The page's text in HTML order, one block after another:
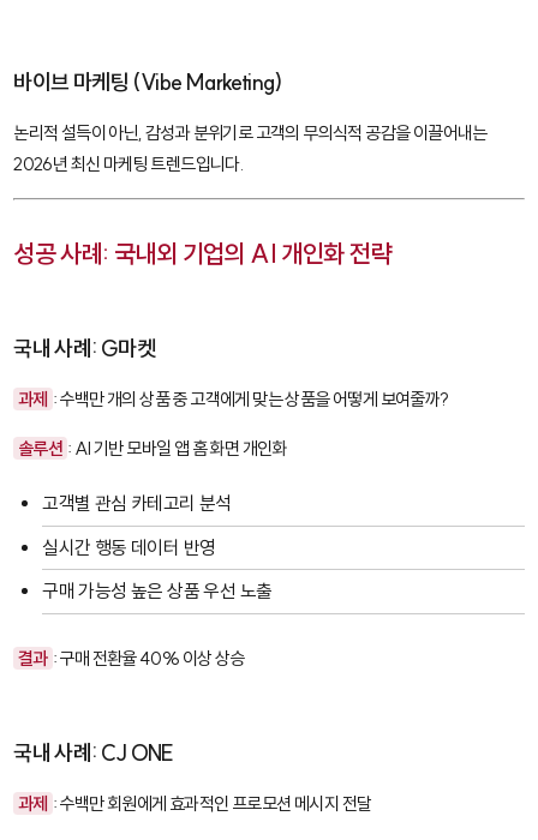
바이브 마케팅 (Vibe Marketing)
논리적 설득이 아닌, 감성과 분위기로 고객의 무의식적 공감을 이끌어내는
2026년 최신 마케팅 트렌드입니다.
성공 사례: 국내외 기업의 AI 개인화 전략
국내 사례: G마켓
과제 : 수백만 개의 상품 중 고객에게 맞는 상품을 어떻게 보여줄까?
솔루션 : AI 기반 모바일 앱 홈 화면 개인화
고객별 관심 카테고리 분석
실시간 행동 데이터 반영
구매 가능성 높은 상품 우선 노출
결과 : 구매 전환율 40% 이상 상승
국내 사례: CJ ONE
과제 : 수백만 회원에게 효과적인 프로모션 메시지 전달